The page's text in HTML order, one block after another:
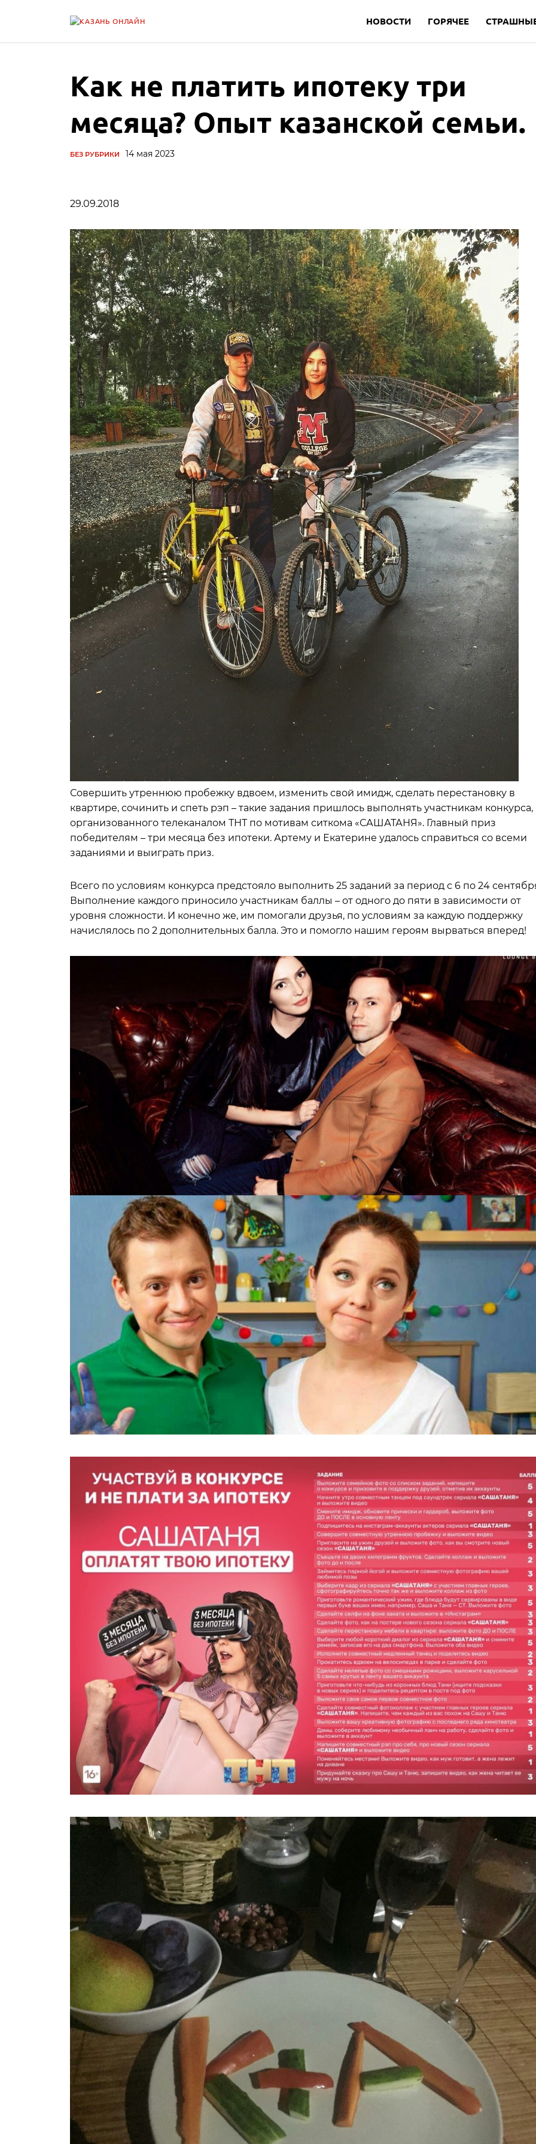
НОВОСТИ ГОРЯЧЕЕ
Как не платить ипотеку три
месяца? Опыт казанской семьи.
БЕЗ РУБРИКИ 14 мая 2023
29.09.2018
Совершить утреннюю пробежку вдвоем, изменить свой имидж, сделать перестановку в
квартире, сочинить и спеть рэп – такие задания пришлось выполнять участникам конкурса,
организованного телеканалом ТНТ по мотивам ситкома «САШАТАНЯ». Главный приз
победителям – три месяца без ипотеки. Артему и Екатерине удалось справиться со всеми
заданиями и выиграть приз.
Всего по условиям конкурса предстояло выполнить 25 заданий за период с 6 по 24
Выполнение каждого приносило участникам баллы – от одного до пяти в зависимости от
уровня сложности. И конечно же, им помогали друзья, по условиям за каждую поддержку
начислялось по 2 дополнительных балла. Это и помогло нашим героям вырваться вперед!